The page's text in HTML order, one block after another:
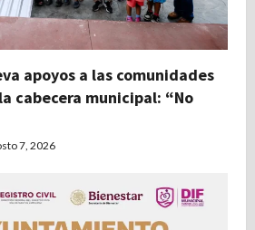
apoyos a las comunidades
cabecera municipal: “No
7, 2026